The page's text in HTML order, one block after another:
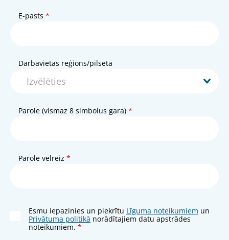
E-pasts
Darbavietas reģions/pilsēta
Parole (vismaz 8 simbolus gara)
Parole vēlreiz
Esmu iepazinies un piekrītu Līguma noteikumiem un
Privātuma politikā norādītajiem datu apstrādes
noteikumiem.